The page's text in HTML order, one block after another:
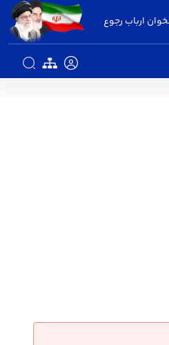
ارباب رجوع